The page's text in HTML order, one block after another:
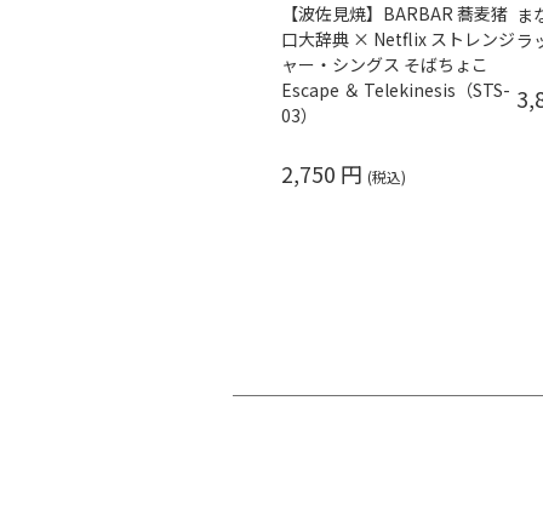
【波佐見焼】BARBAR 蕎麦猪
口大辞典 × Netflix ストレンジ
ャー・シングス そばちょこ
Escape ＆ Telekinesis（STS-
03）
2,750 円 (税込)
ま
ラ